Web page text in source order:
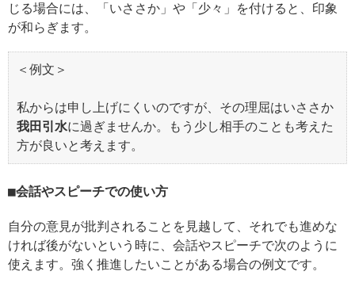
じる場合には、「いささか」や「少々」を付けると、印象
が和らぎます。
＜例文＞
私からは申し上げにくいのですが、その理屈はいささか
我田引水に過ぎませんか。もう少し相手のことも考えた
方が良いと考えます。
会話やスピーチでの使い方
自分の意見が批判されることを見越して、それでも進めな
ければ後がないという時に、会話やスピーチで次のように
使えます。強く推進したいことがある場合の例文です。